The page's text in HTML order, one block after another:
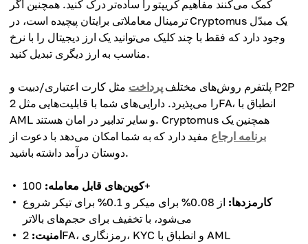
کمک می‌کنند مفاهیم کریپتو را ساده‌تر درک کنید. همچنین اگر
ترمینال معاملاتی برایتان پیچیده است، در Cryptomus یک مبدّل
وجود دارد که فقط با چند کلیک می‌توانید یک ارز دیجیتال را با نرخ
مناسب به ارز دیگری تبدیل کنید.
پلتفرم روش‌های مختلفپرداخت مثل کارت اعتباری/دبیت و P2P
را می‌پذیرد. دارایی‌های شما با قابلیت‌هایی مثل 2FA، انطباق با
AML و سایر تدابیر در امان هستند. Cryptomus همچنین یک
برنامه ارجاع مفید دارد که به شما امکان می‌دهد با دعوت از
دوستان درآمد داشته باشید.
کوین‌های قابل معامله:100+
کارمزدها:
از 0.08% برای میکر و 0.1% برای تیکر شروع
می‌شود، با تخفیف برای حجم‌های بالاتر
امنیت:
2FA، رمزنگاری، KYC و انطباق با AML